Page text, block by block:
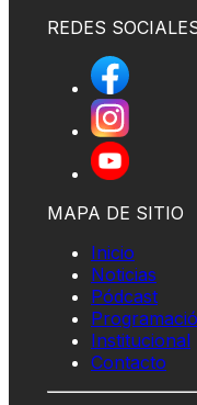
REDES
MAPA DE SITIO
Inicio
Noticias
Pódcast
Institucional
Contacto